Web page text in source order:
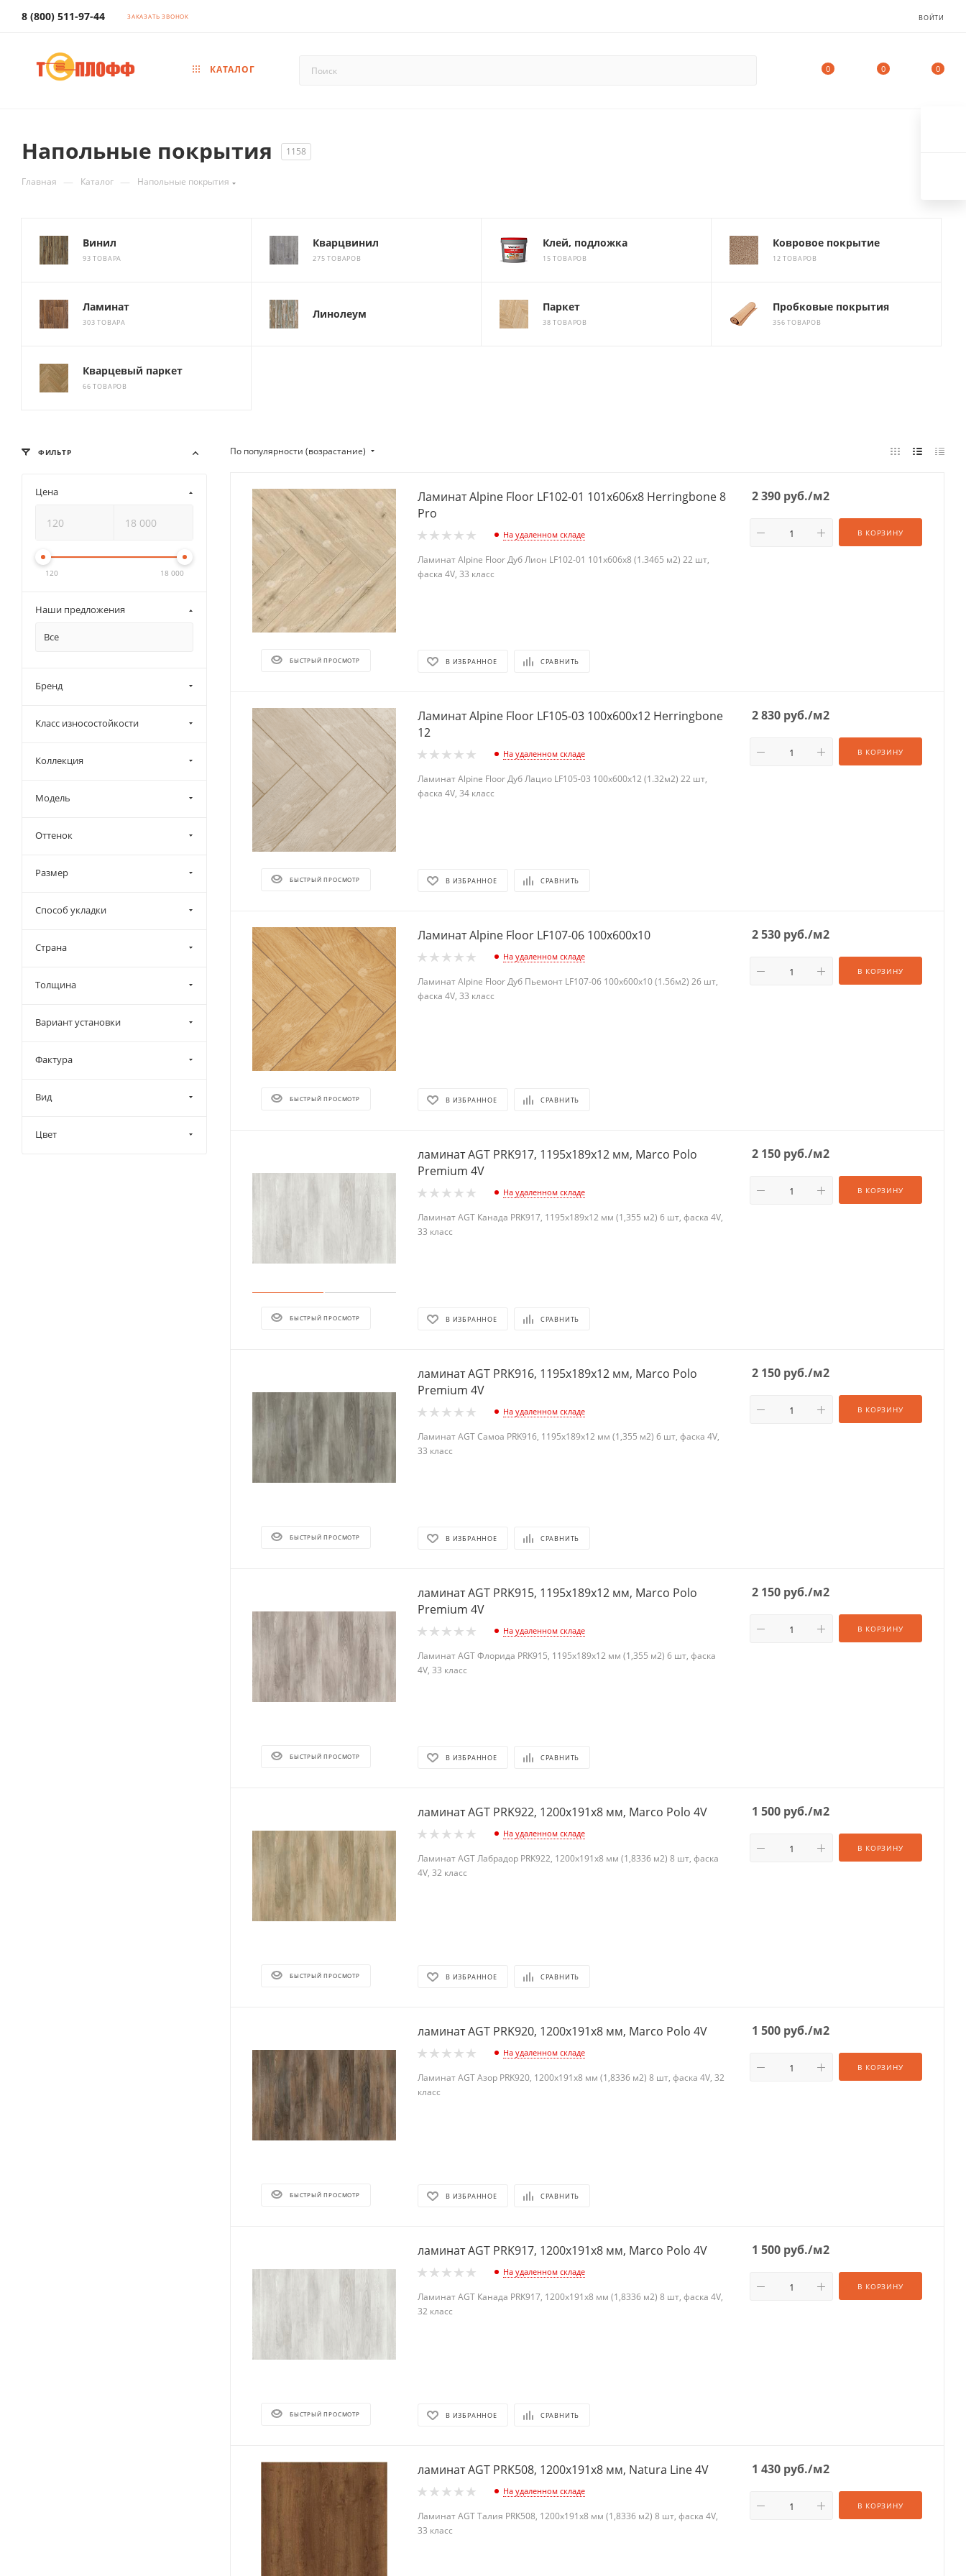
8 (800) 511-97-44 ЗАКАЗАТЬ ЗВОНОК ВОЙТИ
КАТАЛОГ 0 0 0
Напольные покрытия 1158
Главная — Каталог — Напольные покрытия
Винил
93 ТОВАРА
Кварцвинил
275 ТОВАРОВ
Клей, подложка
15 ТОВАРОВ
Ковровое покрытие
12 ТОВАРОВ
Ламинат
303 ТОВАРА
Линолеум
Паркет
38 ТОВАРОВ
Пробковые покрытия
356 ТОВАРОВ
Кварцевый паркет
66 ТОВАРОВ
По популярности (возрастание)
БЫСТРЫЙ ПРОСМОТР
Ламинат Alpine Floor LF102-01 101х606х8 Herringbone 8
Pro
На удаленном складе
Ламинат Alpine Floor Дуб Лион LF102-01 101х606х8 (1.3465 м2) 22 шт,
фаска 4V, 33 класс
В ИЗБРАННОЕ СРАВНИТЬ
2 390 руб./м2
В КОРЗИНУ
БЫСТРЫЙ ПРОСМОТР
Ламинат Alpine Floor LF105-03 100х600х12 Herringbone
12
На удаленном складе
Ламинат Alpine Floor Дуб Лацио LF105-03 100х600х12 (1.32м2) 22 шт,
фаска 4V, 34 класс
В ИЗБРАННОЕ СРАВНИТЬ
2 830 руб./м2
В КОРЗИНУ
БЫСТРЫЙ ПРОСМОТР
Ламинат Alpine Floor LF107-06 100х600х10
На удаленном складе
Ламинат Alpine Floor Дуб Пьемонт LF107-06 100х600х10 (1.56м2) 26 шт,
фаска 4V, 33 класс
В ИЗБРАННОЕ СРАВНИТЬ
2 530 руб./м2
В КОРЗИНУ
БЫСТРЫЙ ПРОСМОТР
ламинат AGT PRK917, 1195х189х12 мм, Marco Polo
Premium 4V
На удаленном складе
Ламинат AGT Канада PRK917, 1195х189х12 мм (1,355 м2) 6 шт, фаска 4V,
33 класс
В ИЗБРАННОЕ СРАВНИТЬ
2 150 руб./м2
В КОРЗИНУ
БЫСТРЫЙ ПРОСМОТР
ламинат AGT PRK916, 1195х189х12 мм, Marco Polo
Premium 4V
На удаленном складе
Ламинат AGT Самоа PRK916, 1195х189х12 мм (1,355 м2) 6 шт, фаска 4V,
33 класс
В ИЗБРАННОЕ СРАВНИТЬ
2 150 руб./м2
В КОРЗИНУ
БЫСТРЫЙ ПРОСМОТР
ламинат AGT PRK915, 1195х189х12 мм, Marco Polo
Premium 4V
На удаленном складе
Ламинат AGT Флорида PRK915, 1195х189х12 мм (1,355 м2) 6 шт, фаска
4V, 33 класс
В ИЗБРАННОЕ СРАВНИТЬ
2 150 руб./м2
В КОРЗИНУ
БЫСТРЫЙ ПРОСМОТР
ламинат AGT PRK922, 1200х191х8 мм, Marco Polo 4V
На удаленном складе
Ламинат AGT Лабрадор PRK922, 1200х191х8 мм (1,8336 м2) 8 шт, фаска
4V, 32 класс
В ИЗБРАННОЕ СРАВНИТЬ
1 500 руб./м2
В КОРЗИНУ
БЫСТРЫЙ ПРОСМОТР
ламинат AGT PRK920, 1200х191х8 мм, Marco Polo 4V
На удаленном складе
Ламинат AGT Азор PRK920, 1200х191х8 мм (1,8336 м2) 8 шт, фаска 4V, 32
класс
В ИЗБРАННОЕ СРАВНИТЬ
1 500 руб./м2
В КОРЗИНУ
БЫСТРЫЙ ПРОСМОТР
ламинат AGT PRK917, 1200х191х8 мм, Marco Polo 4V
На удаленном складе
Ламинат AGT Канада PRK917, 1200х191х8 мм (1,8336 м2) 8 шт, фаска 4V,
32 класс
В ИЗБРАННОЕ СРАВНИТЬ
1 500 руб./м2
В КОРЗИНУ
ламинат AGT PRK508, 1200х191х8 мм, Natura Line 4V
На удаленном складе
Ламинат AGT Талия PRK508, 1200х191х8 мм (1,8336 м2) 8 шт, фаска 4V,
33 класс
1 430 руб./м2
В КОРЗИНУ
ФИЛЬТР
Цена
120 18 000
Наши предложения
Все
Бренд
Класс износостойкости
Коллекция
Модель
Оттенок
Размер
Способ укладки
Страна
Толщина
Вариант установки
Фактура
Вид
Цвет